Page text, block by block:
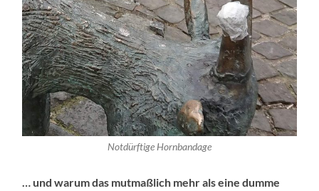
Notdürftige Hornbandage
… und warum das mutmaßlich mehr als eine dumme